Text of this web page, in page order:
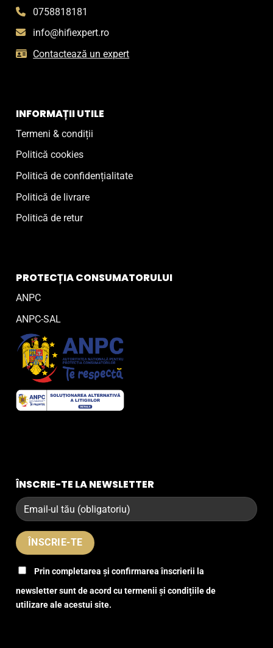
0758818181
info@hifiexpert.ro
Contactează un expert
INFORMAȚII UTILE
Termeni & condiții
Politică cookies
Politică de confidențialitate
Politică de livrare
Politică de retur
PROTECȚIA CONSUMATORULUI
ANPC
ANPC-SAL
ÎNSCRIE-TE LA NEWSLETTER
Prin completarea și confirmarea înscrierii la
newsletter sunt de acord cu termenii și condițiile de
utilizare ale acestui site.